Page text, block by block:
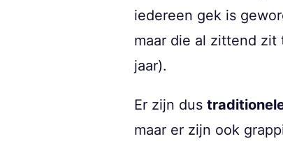
iedereen gek is
maar die al zittend
jaar).
Er zijn dus
maar er zijn ook